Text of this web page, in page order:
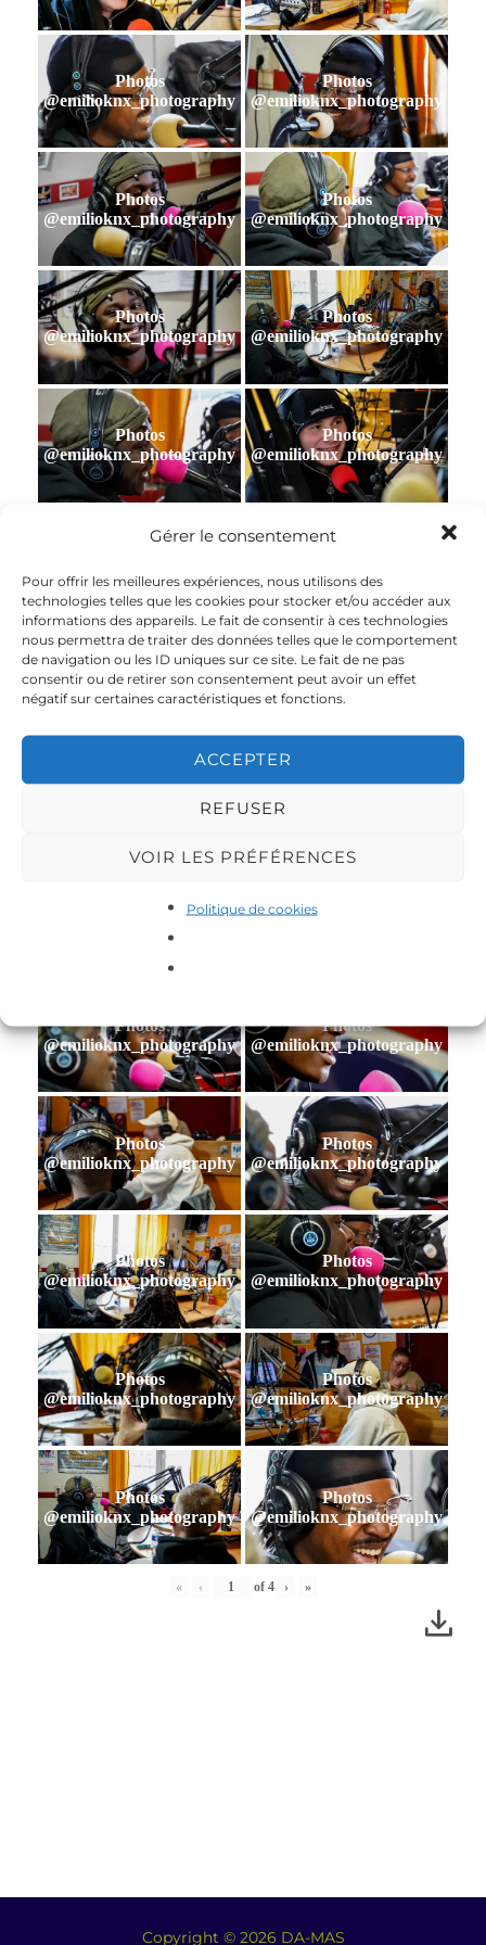
Gérer le consentement
Pour offrir les meilleures expériences, nous utilisons des
technologies telles que les cookies pour stocker et/ou accéder aux
informations des appareils. Le fait de consentir à ces technologies
nous permettra de traiter des données telles que le comportement
de navigation ou les ID uniques sur ce site. Le fait de ne pas
consentir ou de retirer son consentement peut avoir un effet
négatif sur certaines caractéristiques et fonctions.
ACCEPTER
REFUSER
VOIR LES PRÉFÉRENCES
Politique de cookies
Photos
@emilioknx_photography
Photos
@emilioknx_photography
Photos
@emilioknx_photography
Photos
@emilioknx_photography
Photos
@emilioknx_photography
Photos
@emilioknx_photography
Photos
@emilioknx_photography
Photos
@emilioknx_photography
@emilioknx_photography
@emilioknx_photography
Photos
@emilioknx_photography
Photos
@emilioknx_photography
Photos
@emilioknx_photography
Photos
@emilioknx_photography
Photos
@emilioknx_photography
Photos
@emilioknx_photography
Photos
@emilioknx_photography
Photos
@emilioknx_photography
Photos
@emilioknx_photography
Photos
@emilioknx_photography
Photos
@emilioknx_photography
Photos
@emilioknx_photography
Photos
@emilioknx_photography
Photos
@emilioknx_photography
« ‹ of 4 › »
Copyright © 2026 DA-MAS